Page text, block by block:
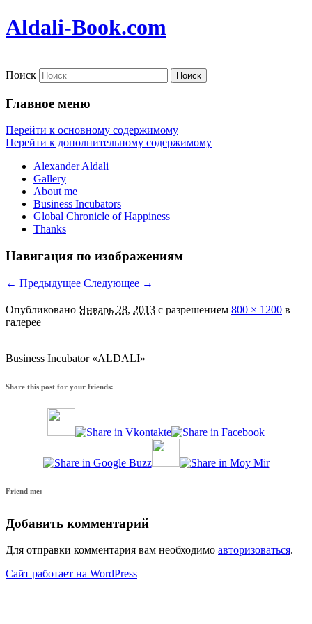
Aldali-Book.com
Поиск
Главное меню
Перейти к основному содержимому
Перейти к дополнительному содержимому
Alexander Aldali
Gallery
About me
Business Incubators
Global Chronicle of Happiness
Thanks
Навигация по изображениям
← Предыдущее Следующее →
Опубликовано Январь 28, 2013 с разрешением 800 × 1200 в
галерее
Business Incubator «ALDALI»
Share this post for your friends:
Friend me:
Добавить комментарий
Для отправки комментария вам необходимо авторизоваться.
Сайт работает на WordPress